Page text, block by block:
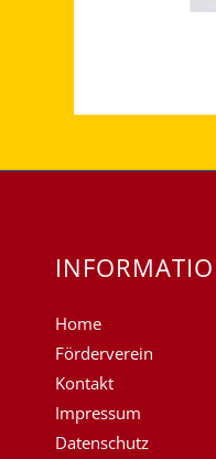
Home
Förderverein
Kontakt
Impressum
Datenschutz